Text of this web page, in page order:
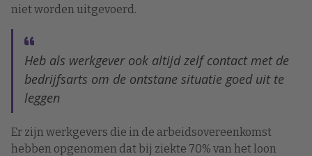
niet worden uitgevoerd.
Heb als werkgever ook altijd zelf contact met de
bedrijfsarts om de ontstane situatie goed uit te
leggen
Er zijn werkgevers die in de arbeidsovereenkomst
hebben opgenomen dat bij ziekte 70% van het loon